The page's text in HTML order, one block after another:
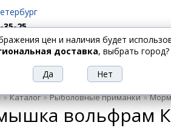
35-25
Оплата цен и наличия будет
доставка, выбрать город?
СПИННИНГИ КАТУШКИ
»Каталог»Рыболовные приманки»
вольфрам